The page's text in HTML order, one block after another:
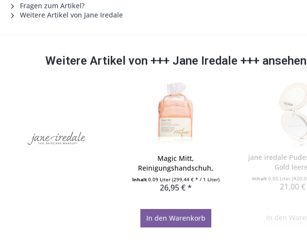
Fragen zum Artikel?
Weitere Artikel von Jane Iredale
Weitere Artikel von +++ Jane Iredale +++ ansehen
Magic Mitt,
Reinigungshandschuh,
Waschhandschuh...
Inhalt 0.09 Liter (299,44 € * / 1 Liter)
26,95 € *
In den Warenkorb
jane iredale
Gold
Inhalt 0.05 Liter
21,00
In den